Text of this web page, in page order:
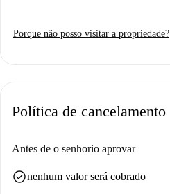
Porque não posso visitar a propriedade?
Política de cancelamento
Antes de o senhorio aprovar
check_circlenenhum valor será cobrado